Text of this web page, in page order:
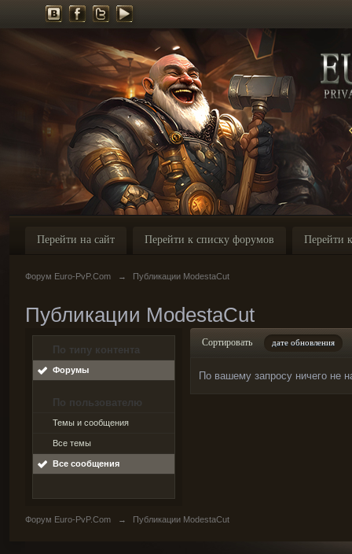
Перейти на сайт Перейти к списку форумов Перейти
Форум Euro-PvP.Com → Публикации ModestaCut
Публикации ModestaCut
По типу контента
Форумы
По пользователю
Темы и сообщения
Все темы
Все сообщения
Сортировать дате обновления
По вашему запросу ничего не
Форум Euro-PvP.Com → Публикации ModestaCut